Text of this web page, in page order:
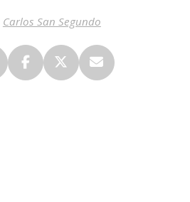
Carlos San Segundo